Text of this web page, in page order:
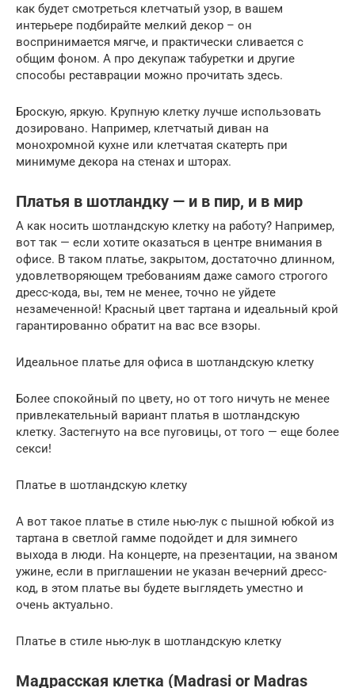
как будет смотреться клетчатый узор, в вашем
интерьере подбирайте мелкий декор – он
воспринимается мягче, и практически сливается с
общим фоном. А про декупаж табуретки и другие
способы реставрации можно прочитать здесь.
Броскую, яркую. Крупную клетку лучше использовать
дозировано. Например, клетчатый диван на
монохромной кухне или клетчатая скатерть при
минимуме декора на стенах и шторах.
Платья в шотландку — и в пир, и в мир
А как носить шотландскую клетку на работу? Например,
вот так — если хотите оказаться в центре внимания в
офисе. В таком платье, закрытом, достаточно длинном,
удовлетворяющем требованиям даже самого строгого
дресс-кода, вы, тем не менее, точно не уйдете
незамеченной! Красный цвет тартана и идеальный крой
гарантированно обратит на вас все взоры.
Идеальное платье для офиса в шотландскую клетку
Более спокойный по цвету, но от того ничуть не менее
привлекательный вариант платья в шотландскую
клетку. Застегнуто на все пуговицы, от того — еще более
секси!
Платье в шотландскую клетку
А вот такое платье в стиле нью-лук с пышной юбкой из
тартана в светлой гамме подойдет и для зимнего
выхода в люди. На концерте, на презентации, на званом
ужине, если в приглашении не указан вечерний дресс-
код, в этом платье вы будете выглядеть уместно и
очень актуально.
Платье в стиле нью-лук в шотландскую клетку
Мадрасская клетка (Madrasi or Madras